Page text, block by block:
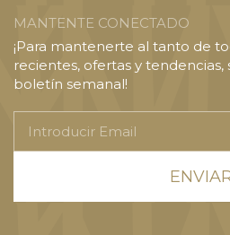
MANTENTE CONECTADO
¡Para mantenerte al tanto de
recientes, ofertas y
boletín semanal!
Email